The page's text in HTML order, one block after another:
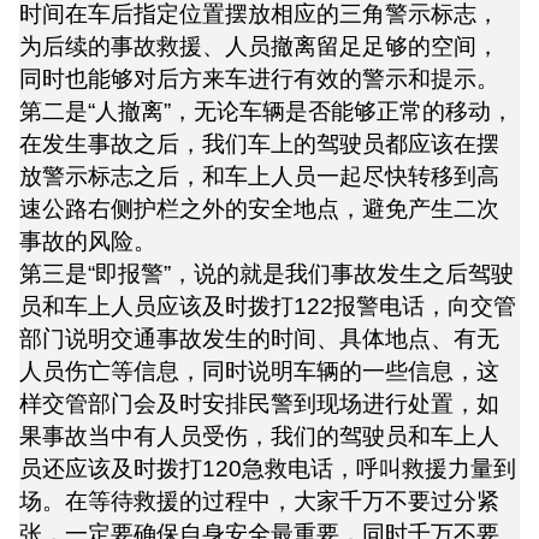
时间在车后指定位置摆放相应的三角警示标志，
为后续的事故救援、人员撤离留足足够的空间，
同时也能够对后方来车进行有效的警示和提示。
第二是“人撤离”，无论车辆是否能够正常的移动，
在发生事故之后，我们车上的驾驶员都应该在摆
放警示标志之后，和车上人员一起尽快转移到高
速公路右侧护栏之外的安全地点，避免产生二次
事故的风险。
第三是“即报警”，说的就是我们事故发生之后驾驶
员和车上人员应该及时拨打122报警电话，向交管
部门说明交通事故发生的时间、具体地点、有无
人员伤亡等信息，同时说明车辆的一些信息，这
样交管部门会及时安排民警到现场进行处置，如
果事故当中有人员受伤，我们的驾驶员和车上人
员还应该及时拨打120急救电话，呼叫救援力量到
场。在等待救援的过程中，大家千万不要过分紧